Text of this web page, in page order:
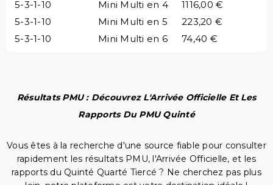
5-3-1-10
Mini Multi en 4
1116,00 €
5-3-1-10
Mini Multi en 5
223,20 €
5-3-1-10
Mini Multi en 6 74,40 €
Résultats PMU : Découvrez L'Arrivée Officielle Et Les
Rapports Du PMU Quinté
Vous êtes à la recherche d'une source fiable pour consulter
rapidement les résultats PMU, l'Arrivée Officielle, et les
rapports du Quinté Quarté Tiercé ? Ne cherchez pas plus